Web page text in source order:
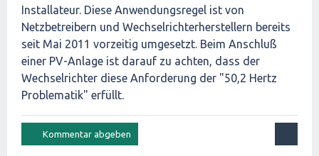
Installateur. Diese Anwendungsregel ist von
Netzbetreibern und Wechselrichterherstellern bereits
seit Mai 2011 vorzeitig umgesetzt. Beim Anschluß
einer PV-Anlage ist darauf zu achten, dass der
Wechselrichter diese Anforderung der "50,2 Hertz
Problematik" erfüllt.